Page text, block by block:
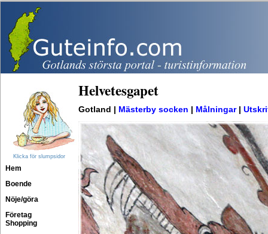
Klicka för slumpsidor
Hem
Boende
Nöje/göra
Företag
Shopping
Helvetesgapet
Gotland | Mästerby socken Målningar|